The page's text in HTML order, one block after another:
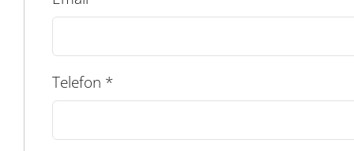
Telefon *